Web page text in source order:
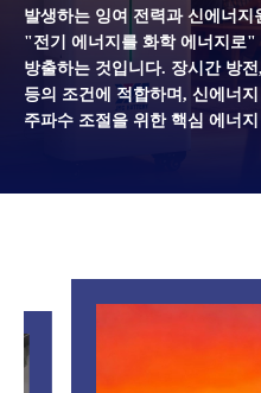
발생하는 잉여 전력과 신에너
"전기 에너지를 화학 에너지로
방출하는 것입니다. 장시간 방
등의 조건에 적합하며, 신에너
주파수 조절을 위한 핵심 에너